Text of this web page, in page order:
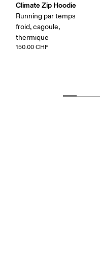
Climate Zip Hoodie
Running par temps
froid, cagoule,
thermique
150.00 CHF